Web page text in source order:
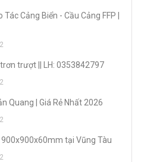
Cảng Biển - Cầu Cảng FFP |
trượt || LH: 0353842797
Quang | Giá Rẻ Nhất 2026
tại Vũng Tàu